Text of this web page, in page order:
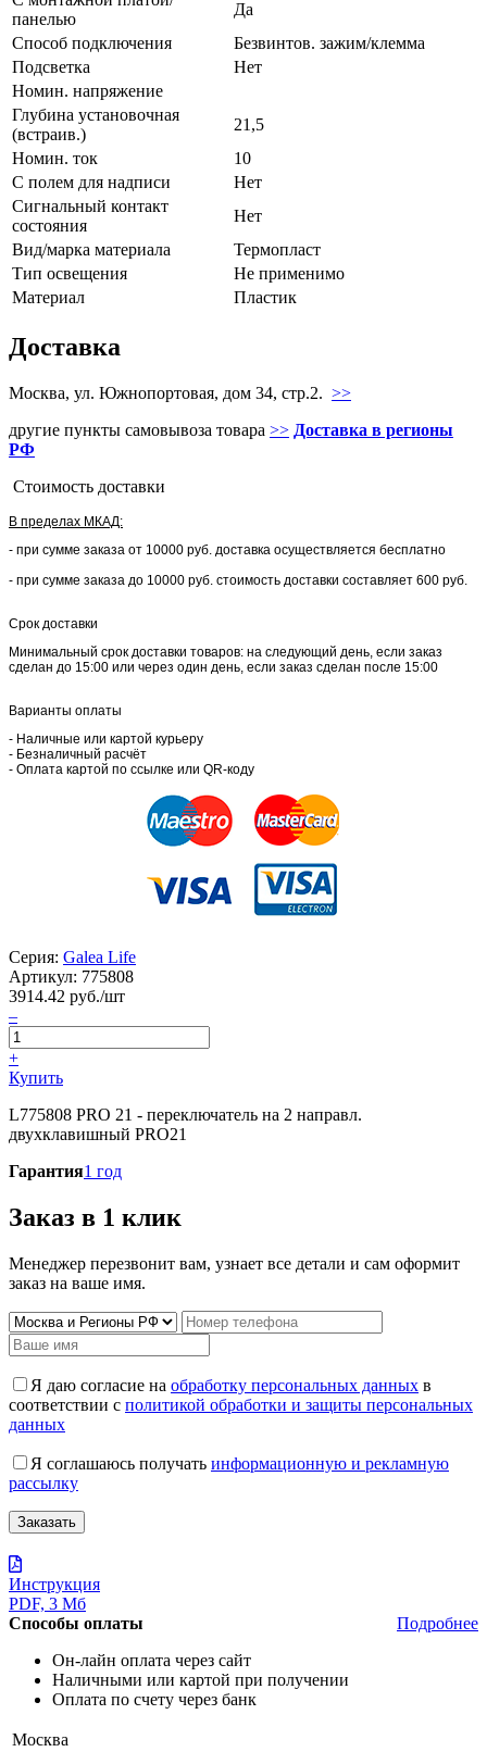
панелью
Да
Способ подключения
Безвинтов. зажим/клемма
Подсветка
Нет
Номин. напряжение
Глубина установочная
(встраив.)
21,5
Номин. ток
10
С полем для надписи
Нет
Сигнальный контакт
состояния
Нет
Вид/марка материала
Термопласт
Тип освещения
Не применимо
Материал
Пластик
Доставка
Москва, ул. Южнопортовая, дом 34, стр.2. >>
другие пункты самовывоза товара >> Доставка в регионы
РФ
Стоимость доставки
В пределах МКАД:
- при сумме заказа от 10000 руб. доставка осуществляется бесплатно
- при сумме заказа до 10000 руб. стоимость доставки составляет 600 руб.
Срок доставки
Минимальный срок доставки товаров: на следующий день, если заказ
сделан до 15:00 или через один день, если заказ сделан после 15:00
Варианты оплаты
- Наличные или картой курьеру
- Безналичный расчёт
- Оплата картой по ссылке или QR-коду
Серия: Galea Life
Артикул: 775808
3914.42 руб./шт
–
+
Купить
L775808 PRO 21 - переключатель на 2 направл.
двухклавишный PRO21
Гарантия1 год
Заказ в 1 клик
Менеджер перезвонит вам, узнает все детали и сам оформит
заказ на ваше имя.
Я даю согласие на обработку персональных данных в
соответствии с политикой обработки и защиты персональных
данных
Я соглашаюсь получать информационную и рекламную
рассылку
Инструкция
PDF, 3 Мб
Способы оплаты
Подробнее
Он-лайн оплата через сайт
Наличными или картой при получении
Оплата по счету через банк
Москва